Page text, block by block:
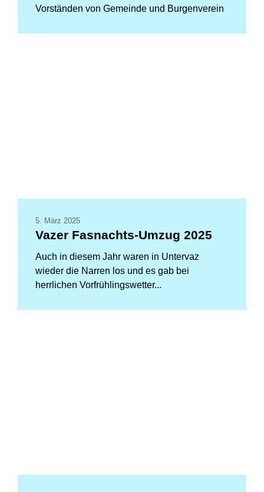
Vorständen von Gemeinde und Burgenverein
5. März 2025
Vazer Fasnachts-Umzug 2025
Auch in diesem Jahr waren in Untervaz
wieder die Narren los und es gab bei
herrlichen Vorfrühlingswetter...